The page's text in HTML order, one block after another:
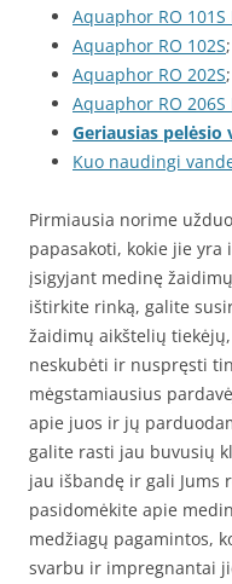
Aquaphor RO
Aquaphor RO 102S;
Aquaphor RO 202S;
Aquaphor RO 206S
Geriausias pelėsio
Kuo naudingi
Pirmiausia norime
papasakoti, kokie jie
įsigyjant medinę
ištirkite rinką, galite
žaidimų aikštelių
neskubėti ir nuspręsti
mėgstamiausius
apie juos ir jų
galite rasti jau buvusių
jau išbandę ir gali Jums
pasidomėkite apie
medžiagų pagamintos,
svarbu ir impregnantai